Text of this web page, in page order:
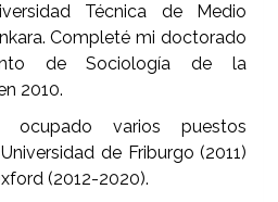
Técnica de Medio
Completé mi doctorado
de Sociología de la
2010.
ocupado varios puestos
de Friburgo (2011)
(2012-2020).